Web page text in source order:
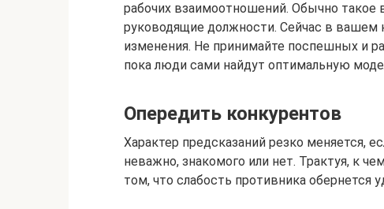
рабочих взаимоотношений. Обычно
руководящие должности. Сейчас в вашем
изменения. Не принимайте поспешных и
пока люди сами найдут оптимальную
Опередить конкурентов
Характер предсказаний резко меняется,
неважно, знакомого или нет. Трактуя, к
том, что слабость противника обернется